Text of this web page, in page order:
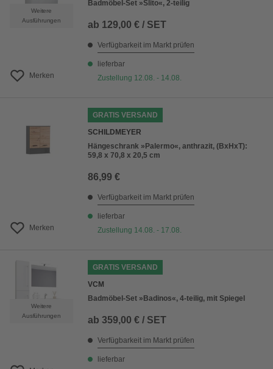
Weitere
Ausführungen
Merken
Badmöbel-Set »Slito«, 2-teilig
ab 129,00 € / SET
Verfügbarkeit im Markt prüfen
lieferbar
Zustellung 12.08. - 14.08.
Merken
GRATIS VERSAND
SCHILDMEYER
Hängeschrank »Palermo«, anthrazit, (BxHxT):
59,8 x 70,8 x 20,5 cm
86,99 €
Verfügbarkeit im Markt prüfen
lieferbar
Zustellung 14.08. - 17.08.
Weitere
Ausführungen
GRATIS VERSAND
VCM
Badmöbel-Set »Badinos«, 4-teilig, mit Spiegel
ab 359,00 € / SET
Verfügbarkeit im Markt prüfen
lieferbar